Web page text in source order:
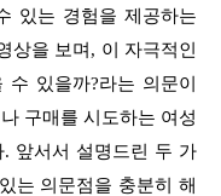
있는 경험을 제공하는
상을 보며, 이 자극적인
수 있을까?라는 의문이
구매를 시도하는 여성
앞서서 설명드린 두 가
는 의문점을 충분히 해